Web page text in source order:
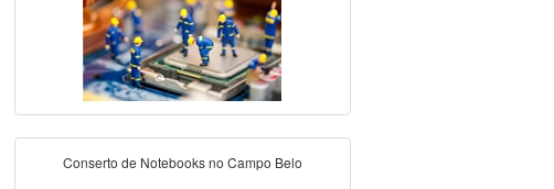
Conserto de Notebooks no Campo Belo